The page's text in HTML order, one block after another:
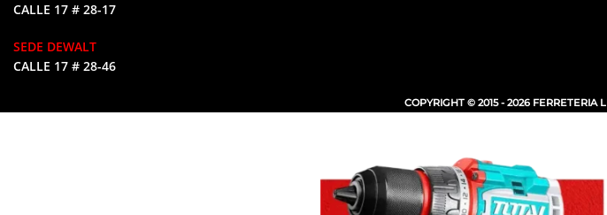
CALLE 17 # 28-17
SEDE DEWALT
CALLE 17 # 28-46
COPYRIGHT © 2015 - 2026 FERRETERIA